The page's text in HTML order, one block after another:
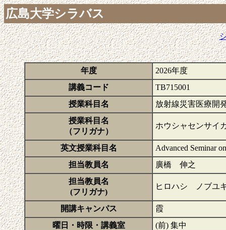
広島大学シラバス
年度
2026年度
講義コード
TB715001
授業科目名
放射線災害医療開
授業科目名
（フリガナ）
ホウシャセンサイ
英文授業科目名
Advanced Seminar
担当教員名
廣橋 伸之
担当教員名
(フリガナ)
ヒロハシ ノブユ
開講キャンパス
霞
曜日・時限・講義室
(前) 集中